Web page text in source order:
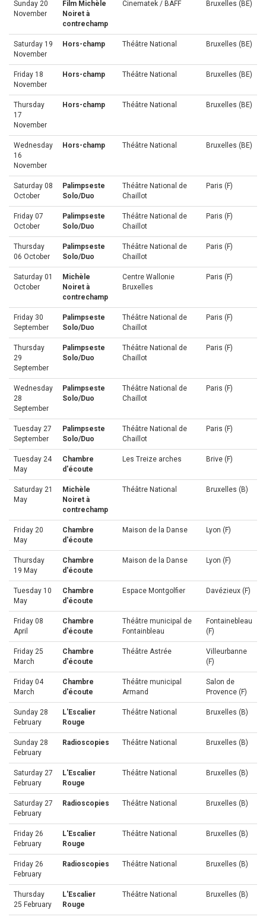
Sunday 20
November
Film Michèle
Noiret à
contrechamp
Cinematek / BAFF Bruxelles (BE)
Saturday 19
November
Hors-champ Théâtre National Bruxelles (BE)
Friday 18
November
Hors-champ Théâtre National Bruxelles (BE)
Thursday
17
November
Hors-champ Théâtre National Bruxelles (BE)
Wednesday
16
November
Hors-champ Théâtre National Bruxelles (BE)
Saturday 08
October
Palimpseste
Solo/Duo
Théâtre National de
Chaillot
Paris (F)
Friday 07
October
Palimpseste
Solo/Duo
Théâtre National de
Chaillot
Paris (F)
Thursday
06 October
Palimpseste
Solo/Duo
Théâtre National de
Chaillot
Paris (F)
Saturday 01
October
Michèle
Noiret à
contrechamp
Centre Wallonie
Bruxelles
Paris (F)
Friday 30
September
Palimpseste
Solo/Duo
Théâtre National de
Chaillot
Paris (F)
Thursday
29
September
Palimpseste
Solo/Duo
Théâtre National de
Chaillot
Paris (F)
Wednesday
28
September
Palimpseste
Solo/Duo
Théâtre National de
Chaillot
Paris (F)
Tuesday 27
September
Palimpseste
Solo/Duo
Théâtre National de
Chaillot
Paris (F)
Tuesday 24
May
Chambre
d'écoute
Les Treize arches Brive (F)
Saturday 21
May
Michèle
Noiret à
contrechamp
Théâtre National Bruxelles (B)
Friday 20
May
Chambre
d'écoute
Maison de la Danse Lyon (F)
Thursday
19 May
Chambre
d'écoute
Maison de la Danse Lyon (F)
Tuesday 10
May
Chambre
d'écoute
Espace Montgolfier Davézieux (F)
Friday 08
April
Chambre
d'écoute
Théâtre municipal de
Fontainbleau
Fontainebleau
(F)
Friday 25
March
Chambre
d'écoute
Théâtre Astrée
Villeurbanne
(F)
Friday 04
March
Chambre
d'écoute
Théâtre municipal
Armand
Salon de
Provence (F)
Sunday 28
February
L'Escalier
Rouge
Théâtre National Bruxelles (B)
Sunday 28
February
Radioscopies Théâtre National Bruxelles (B)
Saturday 27
February
L'Escalier
Rouge
Théâtre National Bruxelles (B)
Saturday 27
February
Radioscopies Théâtre National Bruxelles (B)
Friday 26
February
L'Escalier
Rouge
Théâtre National Bruxelles (B)
Friday 26
February
Radioscopies Théâtre National Bruxelles (B)
Thursday
25 February
L'Escalier
Rouge
Théâtre National Bruxelles (B)